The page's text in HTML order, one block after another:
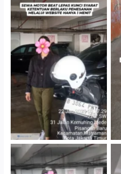
Cityplaza Jatinegara
Gedung Parkir P6A